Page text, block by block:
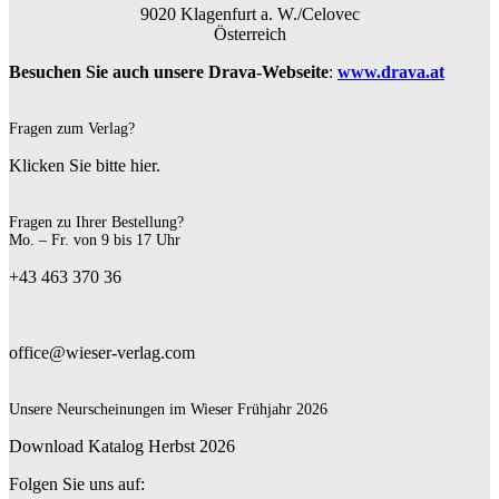
9020 Klagenfurt a. W./Celovec
Österreich
Besuchen Sie auch unsere Drava-Webseite: www.drava.at
Fragen zum Verlag?
Klicken Sie bitte hier.
Fragen zu Ihrer Bestellung?
Mo. – Fr. von 9 bis 17 Uhr
+43 463 370 36
office@wieser-verlag.com
Unsere Neurscheinungen im Wieser Frühjahr 2026
Download Katalog Herbst 2026
Folgen Sie uns auf: